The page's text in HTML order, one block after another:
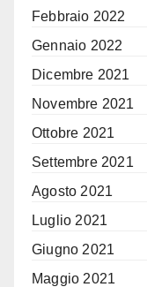
Febbraio 2022
Gennaio 2022
Dicembre 2021
Novembre 2021
Ottobre 2021
Settembre 2021
Agosto 2021
Luglio 2021
Giugno 2021
Maggio 2021